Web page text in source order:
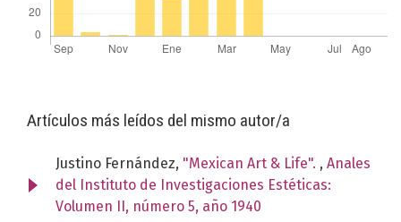
Artículos más leídos del mismo autor/a
Justino Fernández, "Mexican Art & Life". , Anales
del Instituto de Investigaciones Estéticas:
Volumen II, número 5, año 1940